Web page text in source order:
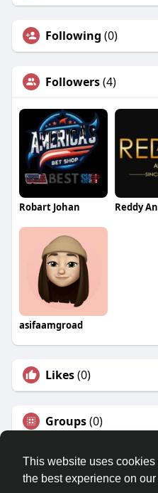
This website uses cookies
the best experience on
Following (0)
Followers(4)
Robart Johan
asifaamgroad
Likes(0)
Groups(0)
© 2026